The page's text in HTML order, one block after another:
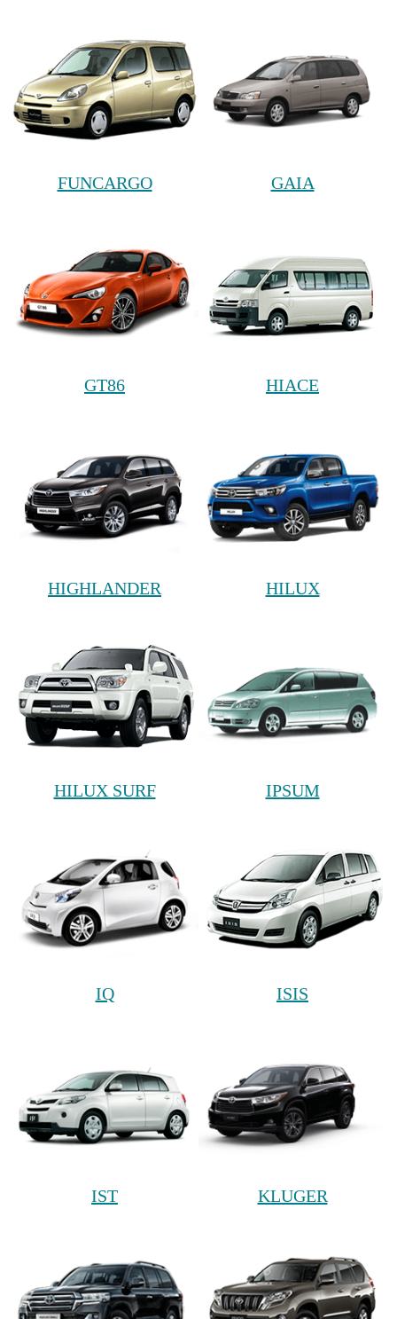
FUNCARGO GAIA
GT86 HIACE
HIGHLANDER HILUX
HILUX SURF IPSUM
IQ ISIS
IST KLUGER